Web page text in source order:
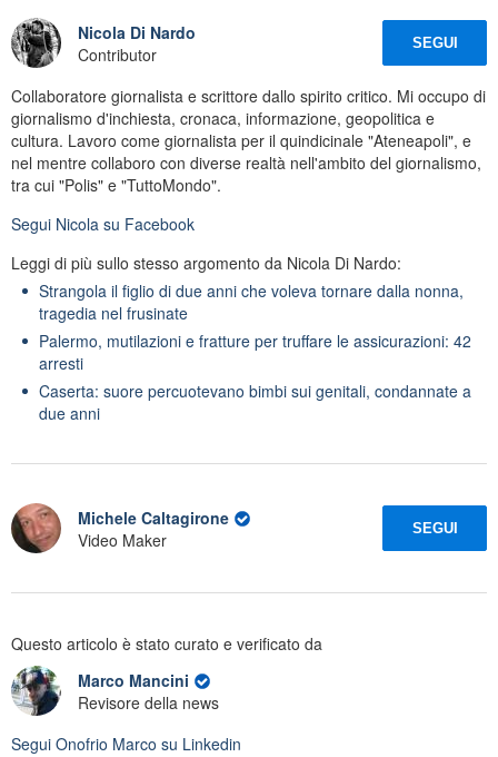
Nicola Di Nardo
Contributor
SEGUI
Collaboratore giornalista e scrittore dallo spirito critico. Mi occupo di
giornalismo d'inchiesta, cronaca, informazione, geopolitica e
cultura. Lavoro come giornalista per il quindicinale "Ateneapoli", e
nel mentre collaboro con diverse realtà nell'ambito del giornalismo,
tra cui "Polis" e "TuttoMondo".
Segui Nicola su Facebook
Leggi di più sullo stesso argomento da Nicola Di Nardo:
Strangola il figlio di due anni che voleva tornare dalla nonna,
tragedia nel frusinate
Palermo, mutilazioni e fratture per truffare le assicurazioni: 42
arresti
Caserta: suore percuotevano bimbi sui genitali, condannate a
due anni
Michele Caltagirone
Video Maker
SEGUI
Questo articolo è stato curato e verificato da
Marco Mancini
Revisore della news
Segui Onofrio Marco su Linkedin